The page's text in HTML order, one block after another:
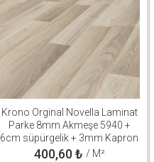
Krono Orginal Novella Laminat
Parke 8mm Akmeşe 5940 +
6cm süpürgelik + 3mm Kapron
Takım
400,60₺ / M²